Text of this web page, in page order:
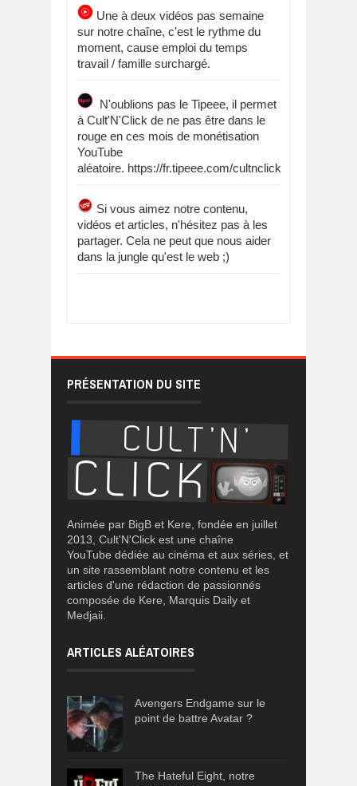
Une à deux vidéos pas semaine
sur notre chaîne, c'est le rythme du
moment, cause emploi du temps
travail / famille surchargé.
N'oublions pas le Tipeee, il permet
à Cult'N'Click de ne pas être dans le
rouge en ces mois de monétisation
YouTube
aléatoire. https://fr.tipeee.com/cultnclick
Si vous aimez notre contenu,
vidéos et articles, n'hésitez pas à les
partager. Cela ne peut que nous aider
dans la jungle qu'est le web ;)
PRÉSENTATION DU SITE
Animée par BigB et Kere, fondée en juillet
2013, Cult'N'Click est une chaîne
YouTube dédiée au cinéma et aux séries, et
un site rassemblant notre contenu et les
articles d'une rédaction de passionnés
composée de Kere, Marquis Daily et
Medjaii.
ARTICLES ALÉATOIRES
Avengers Endgame sur le
point de battre Avatar ?
The Hateful Eight, notre